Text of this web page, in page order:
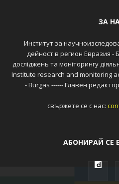
ЗА
Институт за
дейност в регион Евразия -
досліджень та моніторингу
Institute research and monitoring
- Burgas ------ Главен
свържете се с нас:
АБОНИРАЙ СЕ